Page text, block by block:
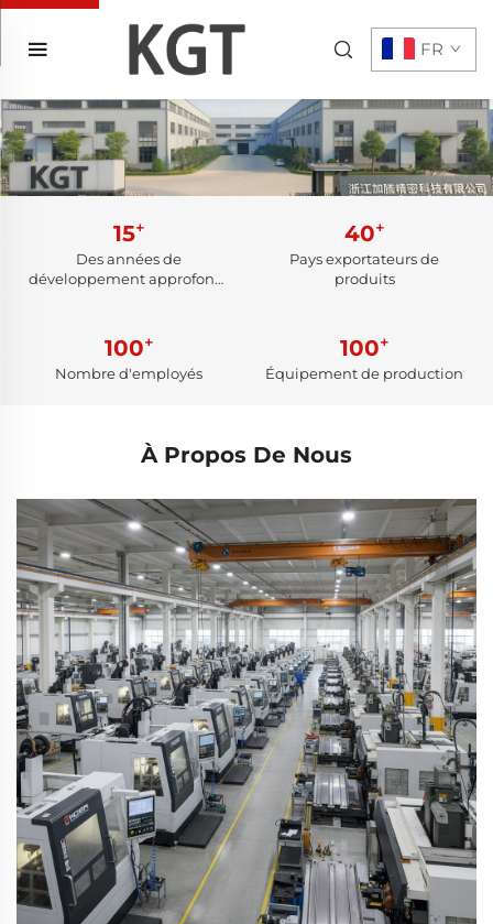
FR
15+
Des années de
développement approfondi
40+
Pays exportateurs de
produits
100+
Nombre d'employés
100+
Équipement de production
À Propos De Nous